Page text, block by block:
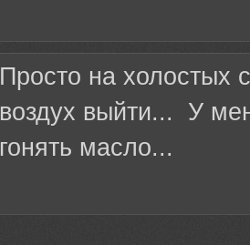
Просто на холостых
воздух выйти... У
гонять масло...